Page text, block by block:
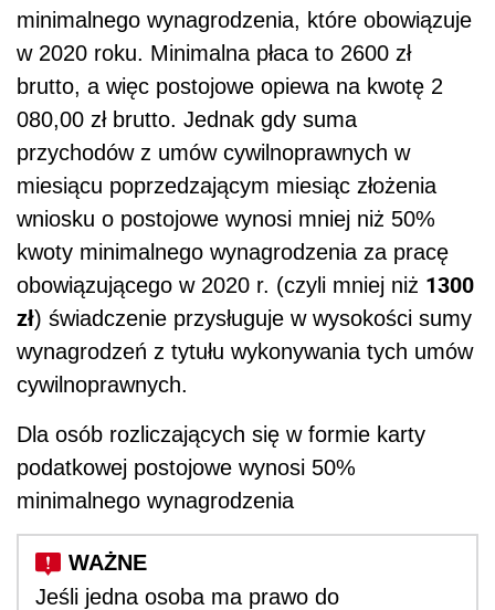
minimalnego wynagrodzenia, które obowiązuje
w 2020 roku. Minimalna płaca to 2600 zł
brutto, a więc postojowe opiewa na kwotę 2
080,00 zł brutto. Jednak gdy suma
przychodów z umów cywilnoprawnych w
miesiącu poprzedzającym miesiąc złożenia
wniosku o postojowe wynosi mniej niż 50%
kwoty minimalnego wynagrodzenia za pracę
obowiązującego w 2020 r. (czyli mniej niż 1300
zł) świadczenie przysługuje w wysokości sumy
wynagrodzeń z tytułu wykonywania tych umów
cywilnoprawnych.
Dla osób rozliczających się w formie karty
podatkowej postojowe wynosi 50%
minimalnego wynagrodzenia
Jeśli jedna osoba ma prawo do